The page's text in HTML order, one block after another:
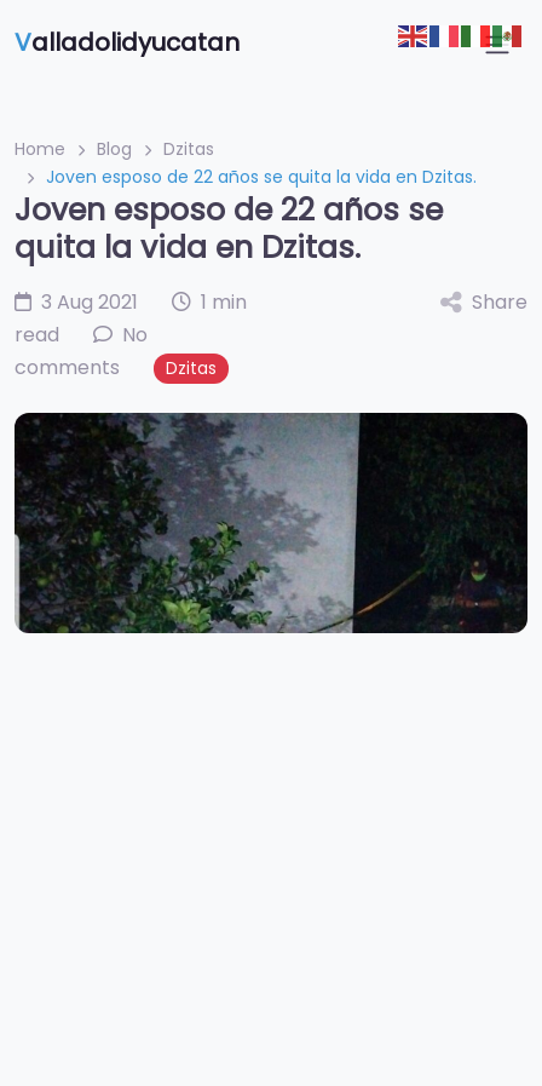
Valladolidyucatan
Home Blog
Dzitas
Joven esposo de 22 años se quita la vida en Dzitas.
Joven esposo de 22 años se
quita la vida en Dzitas.
3 Aug 2021
1 min
read
No
comments
Dzitas
Share